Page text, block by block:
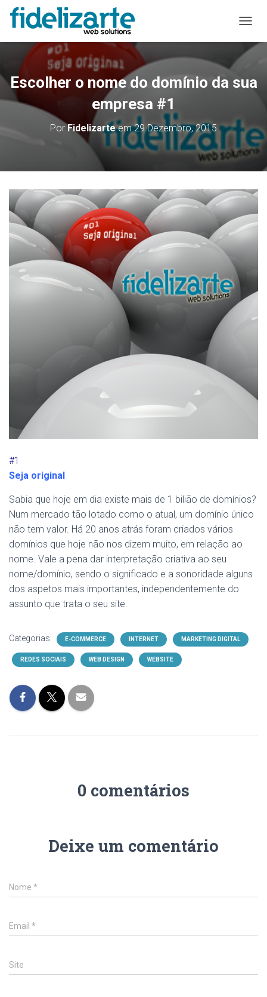
L
T
N
N
A
V
A
Ç
O
Escolher o nome do domínio da sua
empresa #1
PorFidelizarteem29 Dezembro, 2015
#1
Seja original
Sabia que hoje em dia existe mais de 1 bilião de domínios?
Num mercado tão lotado como o atual, um domínio único
não tem valor. Há 20 anos atrás foram criados vários
domínios que hoje não nos dizem muito, em relação ao
nome. Vale a pena dar interpretação criativa ao seu
nome/domínio, sendo o significado e a sonoridade alguns
dos aspetos mais importantes, independentemente do
assunto que trata o seu site.
Categorias: E-COMMERCE INTERNET MARKETING DIGITAL
REDES SOCIAIS WEB DESIGN WEBSITE
0 comentários
Deixe um comentário
Nome *
Email *
Site